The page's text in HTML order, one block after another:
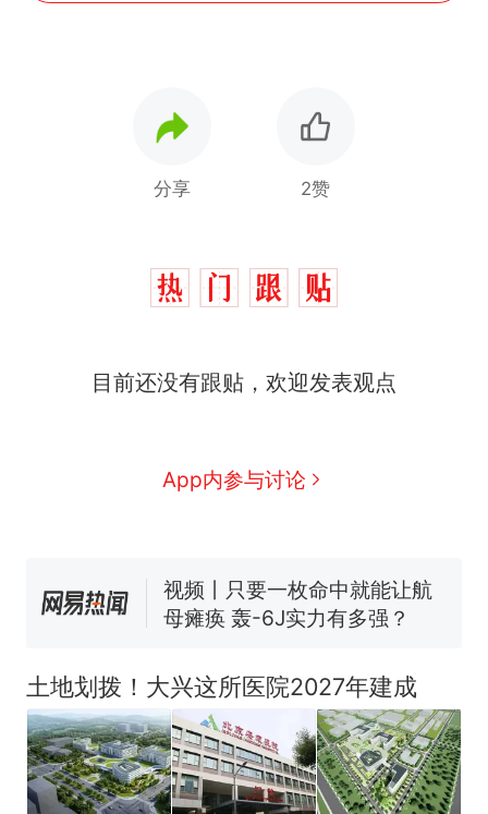
分享 2赞
目前还没有跟贴，欢迎发表观点
App内参与讨论
全部作废，公平么？
国大使骑行绕了几乎整个国境
搬家报价570元，搬到楼下交
空调24小时开着反而更省电？
电力部门回应
试前13名均遭淘汰？教育局：
已叫停招聘，成立调查组全面
核查
热
十多万人报名的考试，成绩
全部作废，公平么？
土地划拨！大兴这所医院2027年建成